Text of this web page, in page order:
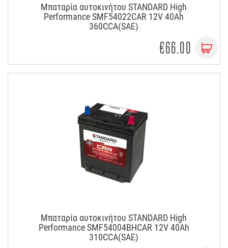
Μπαταρία αυτοκινήτου STANDARD High
Performance SMF54022CAR 12V 40Ah
360CCA(SAE)
€66.00
Μπαταρία αυτοκινήτου STANDARD High
Performance SMF54004BHCAR 12V 40Ah
310CCA(SAE)